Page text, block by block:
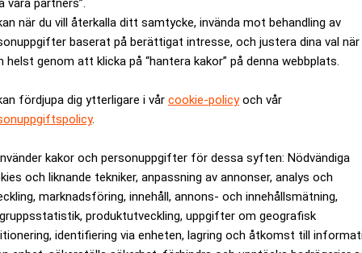
våra partners”.
när du vill återkalla ditt samtycke, invända mot behandling av
baserat på berättigat intresse, och justera dina val när
helst genom att klicka på “hantera kakor” på denna webbplats.
fördjupa dig ytterligare i vår cookie-policyoch vår
.
kakor och personuppgifter för dessa syften: Nödvändiga
och liknande tekniker, anpassning av annonser, analys och
marknadsföring, innehåll, annons- och innehållsmätning,
produktutveckling, uppgifter om geografisk
identifiering via enheten, lagring och åtkomst till
sa Stubb.
”Lugna ner er”. Dagens PS
ANNONS